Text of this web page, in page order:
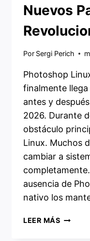
Nuevos
Por Sergi Perich
Photoshop
finalmente
antes y
2026. Durante
obstáculo
Linux. Muchos
cambiar a
ausencia de
nativo los
LEER MÁS